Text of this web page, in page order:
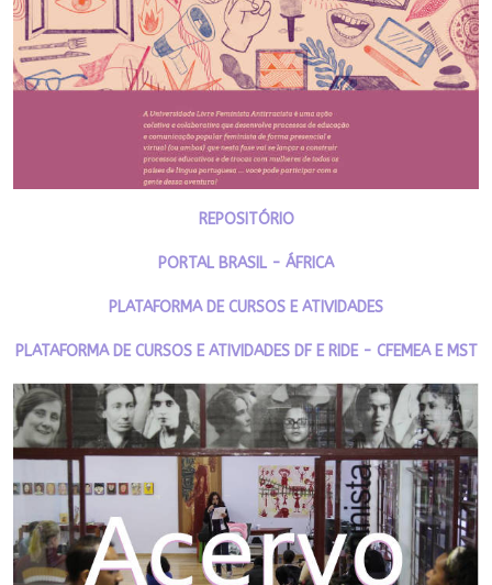
REPOSITÓRIO
PORTAL BRASIL - ÁFRICA
PLATAFORMA DE CURSOS E ATIVIDADES
PLATAFORMA DE CURSOS E ATIVIDADES DF E RIDE - CFEMEA E MST